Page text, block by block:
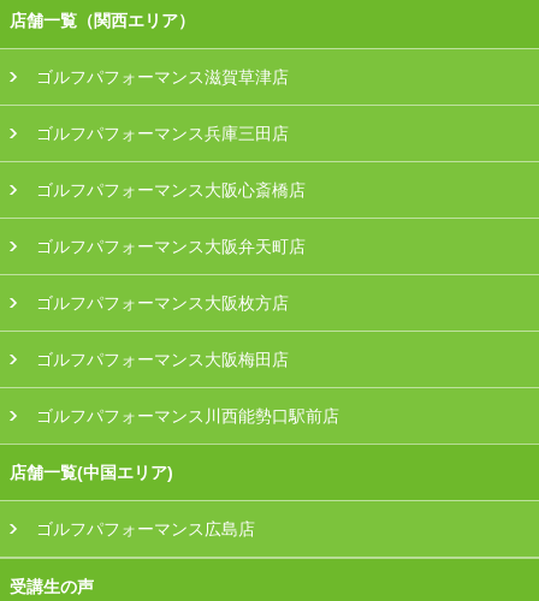
店舗一覧（関西エリア）
ゴルフパフォーマンス滋賀草津店
ゴルフパフォーマンス兵庫三田店
ゴルフパフォーマンス大阪心斎橋店
ゴルフパフォーマンス大阪弁天町店
ゴルフパフォーマンス大阪枚方店
ゴルフパフォーマンス大阪梅田店
ゴルフパフォーマンス川西能勢口駅前店
店舗一覧(中国エリア)
ゴルフパフォーマンス広島店
受講生の声